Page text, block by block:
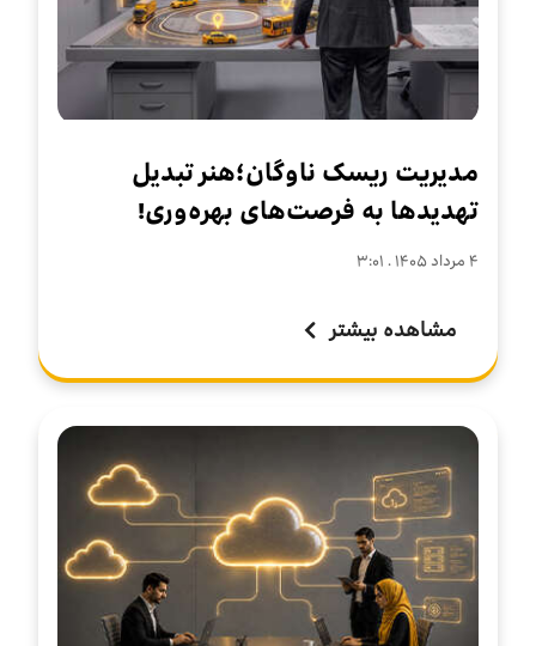
مدیریت ریسک ناوگان؛هنر تبدیل
تهدیدها به فرصت‌های بهره‌وری!
۴ مرداد ۱۴۰۵ . ۳:۰۱
مشاهده بیشتر